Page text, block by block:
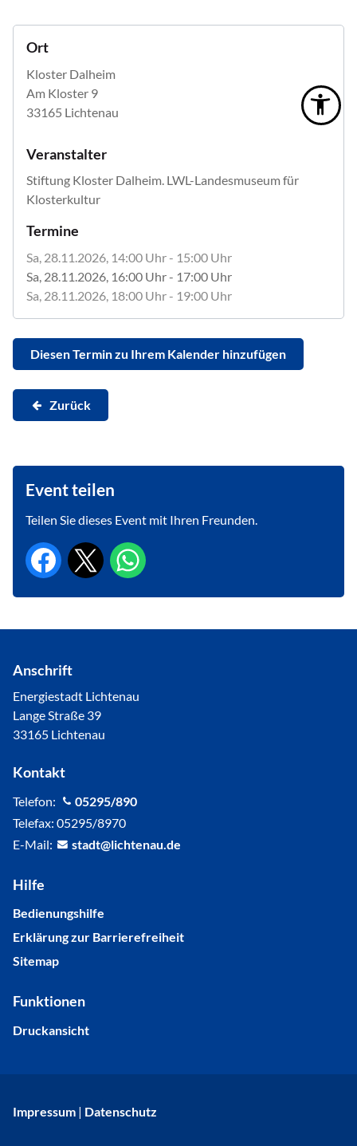
Ort
Kloster Dalheim
Am Kloster 9
33165 Lichtenau
Veranstalter
Stiftung Kloster Dalheim. LWL-Landesmuseum für
Klosterkultur
Termine
Sa, 28.11.2026, 14:00 Uhr- 15:00 Uhr
Sa, 28.11.2026, 16:00 Uhr- 17:00 Uhr
Sa, 28.11.2026, 18:00 Uhr- 19:00 Uhr
Diesen Termin zu Ihrem Kalender hinzufügen
Zurück
Event teilen
Teilen Sie dieses Event mit Ihren Freunden.
Anschrift
Energiestadt Lichtenau
Lange Straße 39
33165 Lichtenau
Kontakt
Telefon:
05295/890
Telefax: 05295/8970
E-Mail:
st dt l cht n d
Hilfe
Bedienungshilfe
Erklärung zur Barrierefreiheit
Sitemap
Funktionen
Druckansicht
Impressum | Datenschutz